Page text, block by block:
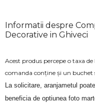
Informatii despre
Decorative in Ghiveci
Acest produs percepe o taxa
comanda conține și un
La solicitare, aranjametul
beneficia de optiunea foto